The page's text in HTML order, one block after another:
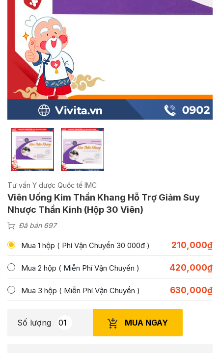
Tư vấn Y dược Quốc tế IMC
Viên Uống Kim Thần Khang Hỗ Trợ Giảm Suy
Nhược Thần Kinh (Hộp 30 Viên)
Đã bán 697
Mua 1 hộp ( Phí Vận Chuyển 30 000đ ) 210,000₫
Mua 2 hộp ( Miễn Phí Vận Chuyển ) 420,000₫
Mua 3 hộp ( Miễn Phí Vận Chuyển ) 630,000₫
Số lượng MUA NGAY